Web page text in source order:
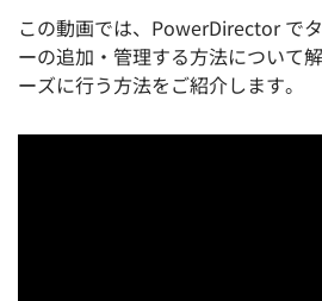
この動画では、PowerDirector で
ーの追加・管理する方法について
ーズに行う方法をご紹介します。